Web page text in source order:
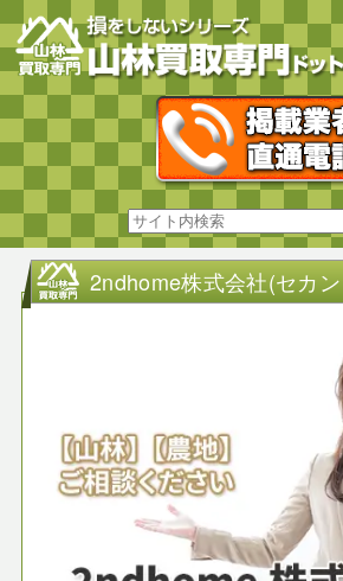
2ndhome株式会社(セカ